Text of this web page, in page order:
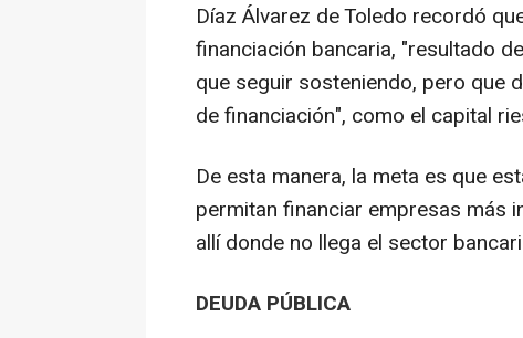
Díaz Álvarez de Toledo recordó
financiación bancaria, "resultado
que seguir sosteniendo, pero que
de financiación", como el capital
De esta manera, la meta es que
permitan financiar empresas más
allí donde no llega el sector
DEUDA PÚBLICA